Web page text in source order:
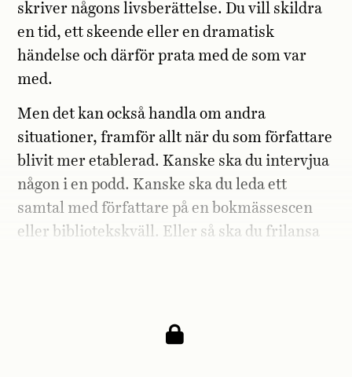
skriver någons livsberättelse. Du vill skildra
en tid, ett skeende eller en dramatisk
händelse och därför prata med de som var
med.
Men det kan också handla om andra
situationer, framför allt när du som författare
blivit mer etablerad. Kanske ska du intervjua
någon i en podd. Kanske ska du leda ett
samtal med författare på en bokmässescen
eller bibliotekskväll. Eller så ska du frilansa